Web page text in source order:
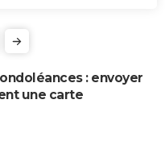
: envoyer
une carte